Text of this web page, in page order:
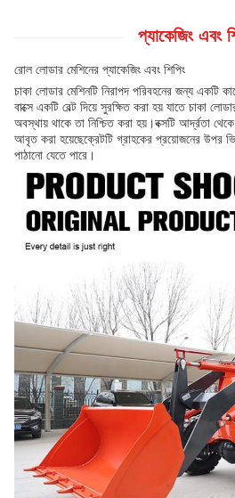
প্যাকেজিং এবং
রোল লোডার মেশিনের প্যাকেজিং এবং শিপিং
চাকা লোডার মেশিনটি নিরাপদ পরিবহনের জন্য একটি
বাক্সে একটি বেল্ট দিয়ে সুরক্ষিত করা হয় যাতে চাকা
অবস্থায় থাকে তা নিশ্চিত করা হয়।বক্সটি আর্দ্রতা
আবৃত করা হয়েছেক্রেটটি গ্রাহকের প্রয়োজনের উপর
পাঠানো যেতে পারে।